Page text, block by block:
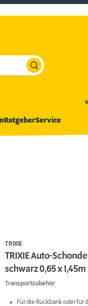
RatgeberService
TRIXIE
TRIXIE Auto-
schwarz 0,65 x 1,45m
Transportzubehör
Für die Rückbank oder für